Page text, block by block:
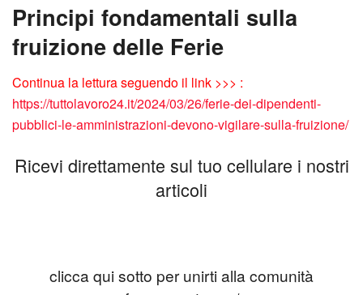
Principi fondamentali sulla
fruizione delle Ferie
Continua la lettura seguendo il link >>> :
https://tuttolavoro24.it/2024/03/26/ferie-dei-dipendenti-
pubblici-le-amministrazioni-devono-vigilare-sulla-fruizione/
Ricevi direttamente sul tuo cellulare i nostri
articoli
clicca qui sotto per unirti alla comunità